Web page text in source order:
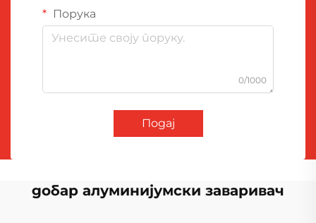
Порука
0/1000
Подај
добар алуминијумски заваривач